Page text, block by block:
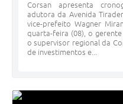
Corsan apresenta
adutora da Avenida
vice-prefeito Wagner
quarta-feira (08), o
o supervisor regional da
de investimentos e...